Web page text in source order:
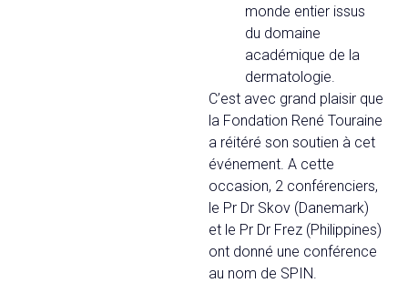
monde entier issus
du domaine
académique de la
dermatologie.
C’est avec grand plaisir que
la Fondation René Touraine
a réitéré son soutien à cet
événement. A cette
occasion, 2 conférenciers,
le Pr Dr Skov (Danemark)
et le Pr Dr Frez (Philippines)
ont donné une conférence
au nom de SPIN.